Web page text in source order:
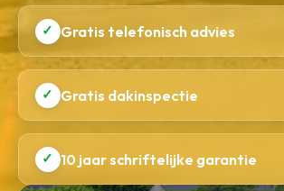
✓ Gratis telefonisch advies
✓ Gratis dakinspectie
✓ 10 jaar schriftelijke garantie